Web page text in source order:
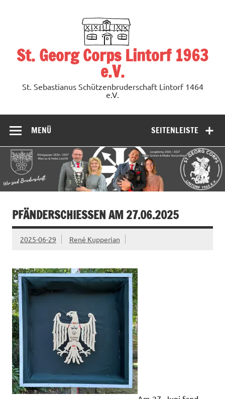
St. Georg Corps Lintorf 1963
e.V.
St. Sebastianus Schützenbruderschaft Lintorf 1464
e.V.
SEITENLEISTE
MENÜ
PFÄNDERSCHIESSEN AM 27.06.2025
2025-06-29 René Kupperian